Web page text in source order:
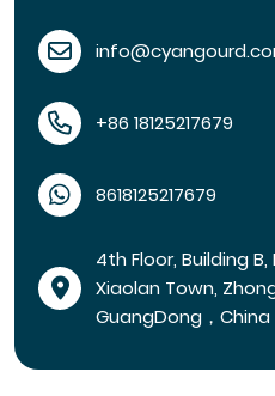
+86 18125217679
8618125217679
4th Floor, Building
Xiaolan Town,
GuangDong，China